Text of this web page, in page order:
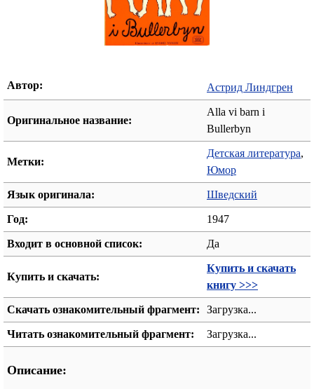
Автор: Астрид Линдгрен
Оригинальное название:
Alla vi barn i
Bullerbyn
Метки:
Детская литература,
Юмор
Язык оригинала: Шведский
Год: 1947
Входит в основной список: Да
Купить и скачать:
Купить и скачать
книгу >>>
Скачать ознакомительный фрагмент: Загрузка...
Читать ознакомительный фрагмент: Загрузка...
Описание: